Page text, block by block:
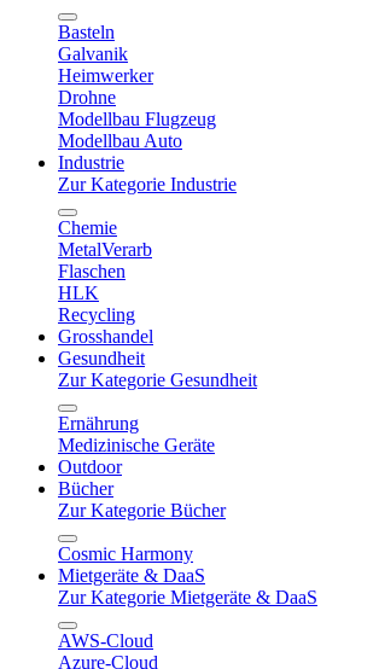
Basteln
Galvanik
Heimwerker
Drohne
Modellbau Flugzeug
Modellbau Auto
Industrie
Zur Kategorie Industrie
Chemie
MetalVerarb
Flaschen
HLK
Recycling
Grosshandel
Gesundheit
Zur Kategorie Gesundheit
Ernährung
Medizinische Geräte
Outdoor
Bücher
Zur Kategorie Bücher
Cosmic Harmony
Mietgeräte & DaaS
Zur Kategorie Mietgeräte & DaaS
AWS-Cloud
Azure-Cloud